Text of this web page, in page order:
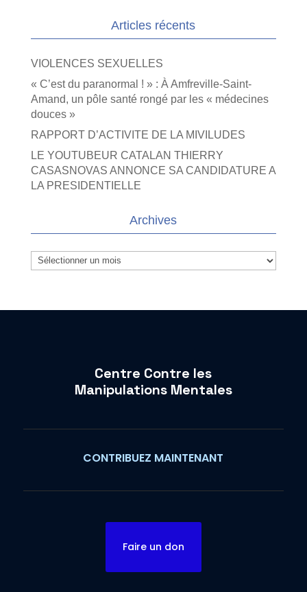
Articles récents
VIOLENCES SEXUELLES
« C’est du paranormal ! » : À Amfreville-Saint-
Amand, un pôle santé rongé par les « médecines
douces »
RAPPORT D’ACTIVITE DE LA MIVILUDES
LE YOUTUBEUR CATALAN THIERRY
CASASNOVAS ANNONCE SA CANDIDATURE A
LA PRESIDENTIELLE
Archives
Archives
Centre Contre les
Manipulations Mentales
CONTRIBUEZ MAINTENANT
Faire un don